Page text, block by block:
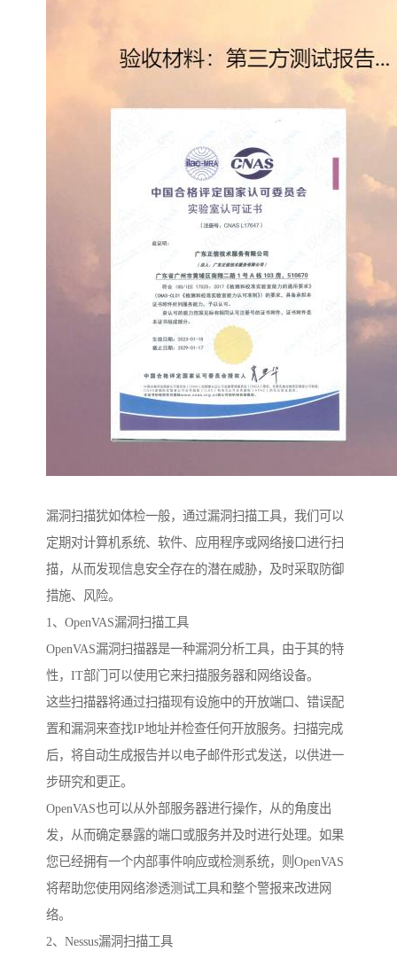
漏洞扫描犹如体检一般，通过漏洞扫描工具，我们可以
定期对计算机系统、软件、应用程序或网络接口进行扫
描，从而发现信息安全存在的潜在威胁，及时采取防御
措施、风险。
1、OpenVAS漏洞扫描工具
OpenVAS漏洞扫描器是一种漏洞分析工具，由于其的特
性，IT部门可以使用它来扫描服务器和网络设备。
这些扫描器将通过扫描现有设施中的开放端口、错误配
置和漏洞来查找IP地址并检查任何开放服务。扫描完成
后，将自动生成报告并以电子邮件形式发送，以供进一
步研究和更正。
OpenVAS也可以从外部服务器进行操作，从的角度出
发，从而确定暴露的端口或服务并及时进行处理。如果
您已经拥有一个内部事件响应或检测系统，则OpenVAS
将帮助您使用网络渗透测试工具和整个警报来改进网
络。
2、Nessus漏洞扫描工具